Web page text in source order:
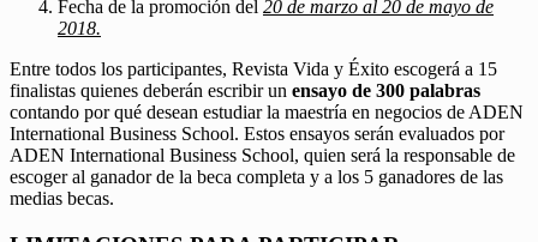
Fecha de la promoción del 20 de marzo al 20 de mayo de
2018.
Entre todos los participantes, Revista Vida y Éxito escogerá a 15
finalistas quienes deberán escribir un ensayo de 300 palabras
contando por qué desean estudiar la maestría en negocios de ADEN
International Business School. Estos ensayos serán evaluados por
ADEN International Business School, quien será la responsable de
escoger al ganador de la beca completa y a los 5 ganadores de las
medias becas.